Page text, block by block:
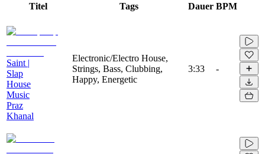
Titel Tags Dauer BPM
Saint |
Slap
House
Music
Praz
Khanal
Electronic/Electro House,
Strings, Bass, Clubbing,
Happy, Energetic
3:33 -